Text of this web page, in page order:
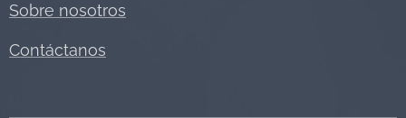
Sobre nosotros
Contáctanos